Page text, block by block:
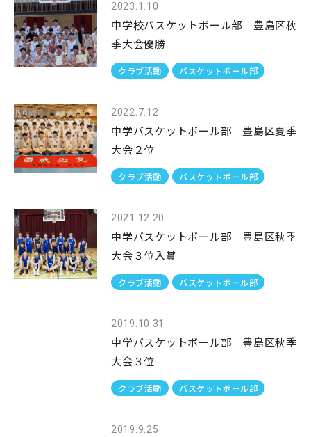
2023.1.10
中学校バスケットボール部 豊島区秋
季大会優勝
クラブ活動 バスケットボール部
2022.7.12
中学バスケットボール部 豊島区夏季
大会２位
クラブ活動 バスケットボール部
2021.12.20
中学バスケットボール部 豊島区秋季
大会３位入賞
クラブ活動 バスケットボール部
2019.10.31
中学バスケットボール部 豊島区秋季
大会３位
クラブ活動 バスケットボール部
2019.9.25